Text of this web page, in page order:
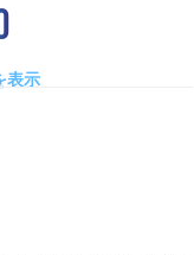
表示